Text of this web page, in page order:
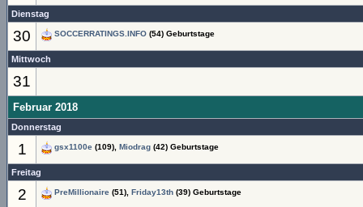
Dienstag
30 SOCCERRATINGS.INFO (54) Geburtstage
Mittwoch
31
Februar 2018
Donnerstag
1 gsx1100e (109), Miodrag (42) Geburtstage
Freitag
2 PreMillionaire (51), Friday13th (39) Geburtstage